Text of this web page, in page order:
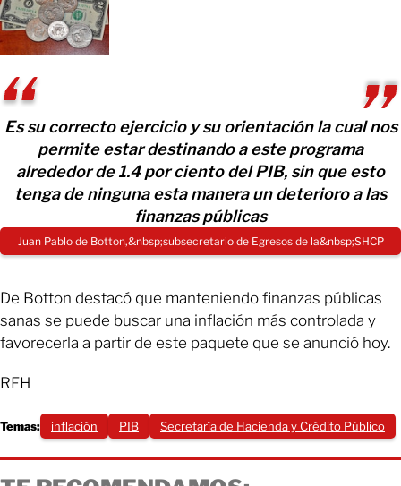
Es su correcto ejercicio y su orientación la cual nos
permite estar destinando a este programa
alrededor de 1.4 por ciento del PIB, sin que esto
tenga de ninguna esta manera un deterioro a las
finanzas públicas
Juan Pablo de Botton,&nbsp;subsecretario de Egresos de la&nbsp;SHCP
De Botton destacó que manteniendo finanzas públicas
sanas se puede buscar una inflación más controlada y
favorecerla a partir de este paquete que se anunció hoy.
RFH
Temas: inflación PIB Secretaría de Hacienda y Crédito Público